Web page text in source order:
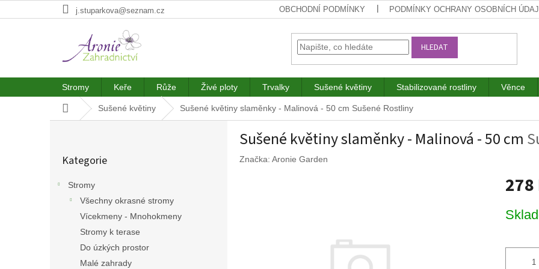
na
j.stuparkova@seznam.cz OBCHODNÍ PODMÍNKY PODMÍNKY OCHRANY OSOBNÍCH
HLEDAT
Stromy Keře Růže Živé ploty Trvalky Sušené květiny Stabilizované rostliny Věnce
Domů Sušené květiny Sušené květiny slaměnky - Malinová - 50 cm Sušené Rostliny
kategorie
Kategorie
Stromy
Všechny okrasné stromy
Vícekmeny - Mnohokmeny
Stromy k terase
Do úzkých prostor
Malé zahrady
Sušené květiny slaměnky - Malinová - 50 cm
Značka: Aronie Garden
278
cena: